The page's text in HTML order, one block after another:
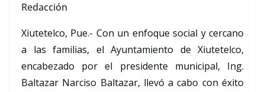
Redacción
Xiutetelco, Pue.- Con un enfoque social y cercano
a las familias, el Ayuntamiento de Xiutetelco,
encabezado por el presidente municipal, Ing.
Baltazar Narciso Baltazar, llevó a cabo con éxito